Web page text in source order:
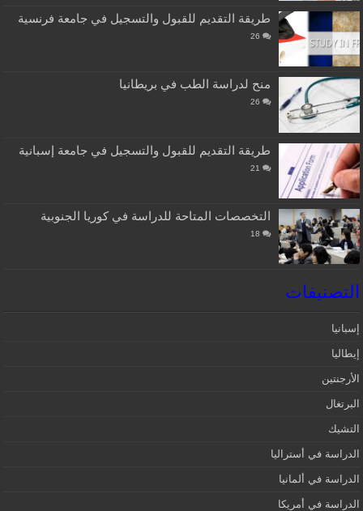
طريقة التقديم للقبول والتسجيل في جامعة فرنسية
26
منح لدراسة الطب في بريطانيا
26
طريقة التقديم للقبول والتسجيل في جامعة إسبانية
21
التخصصات المتاحة للدراسة في كوريا الجنوبية
18
التصنيفات
إسبانيا‎
إيطاليا
الأرجنتين
البرتغال
التشيك
الدراسة في أستراليا
الدراسة في ألمانيا
الدراسة في أمريكا